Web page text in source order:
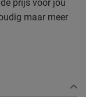
prijs voor jou
maar meer